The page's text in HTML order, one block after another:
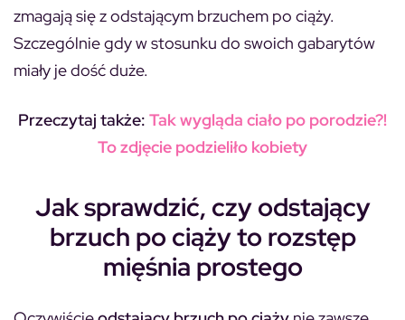
zmagają się z odstającym brzuchem po ciąży.
Szczególnie gdy w stosunku do swoich gabarytów
miały je dość duże.
Przeczytaj także: Tak wygląda ciało po porodzie?!
To zdjęcie podzieliło kobiety
Jak sprawdzić, czy odstający
brzuch po ciąży to rozstęp
mięśnia prostego